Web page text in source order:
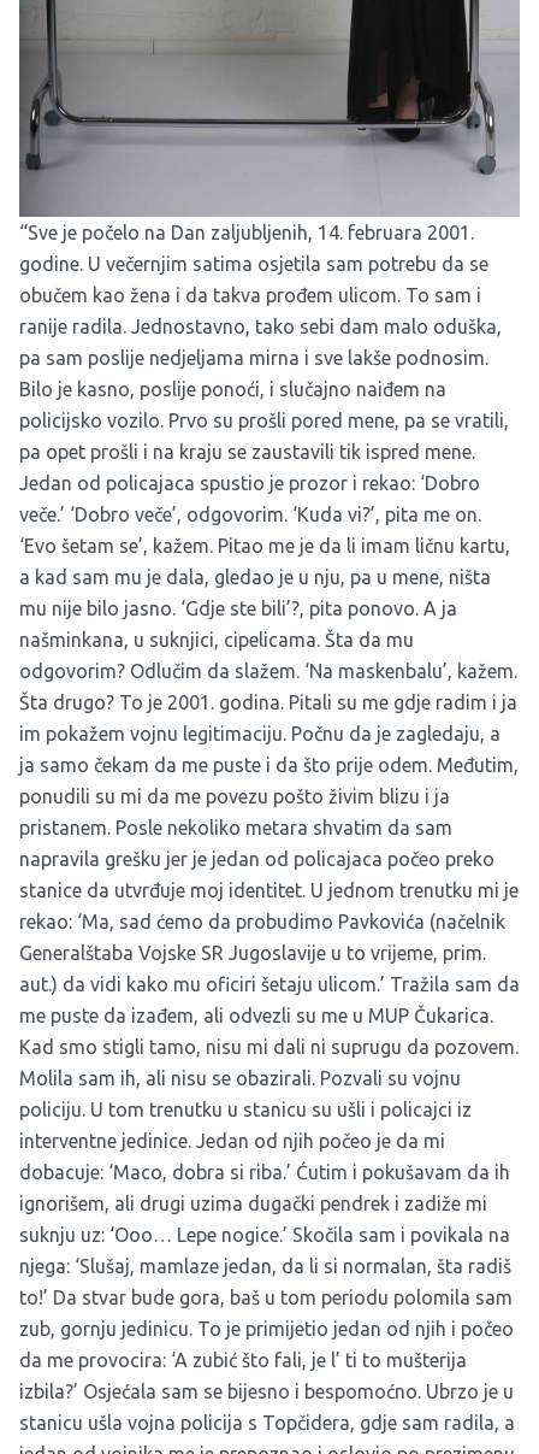
“Sve je počelo na Dan zaljubljenih, 14. februara 2001.
godine. U večernjim satima osjetila sam potrebu da se
obučem kao žena i da takva prođem ulicom. To sam i
ranije radila. Jednostavno, tako sebi dam malo oduška,
pa sam poslije nedjeljama mirna i sve lakše podnosim.
Bilo je kasno, poslije ponoći, i slučajno naiđem na
policijsko vozilo. Prvo su prošli pored mene, pa se vratili,
pa opet prošli i na kraju se zaustavili tik ispred mene.
Jedan od policajaca spustio je prozor i rekao: ‘Dobro
veče.’ ‘Dobro veče’, odgovorim. ‘Kuda vi?’, pita me on.
‘Evo šetam se’, kažem. Pitao me je da li imam ličnu kartu,
a kad sam mu je dala, gledao je u nju, pa u mene, ništa
mu nije bilo jasno. ‘Gdje ste bili’?, pita ponovo. A ja
našminkana, u suknjici, cipelicama. Šta da mu
odgovorim? Odlučim da slažem. ‘Na maskenbalu’, kažem.
Šta drugo? To je 2001. godina. Pitali su me gdje radim i ja
im pokažem vojnu legitimaciju. Počnu da je zagledaju, a
ja samo čekam da me puste i da što prije odem. Međutim,
ponudili su mi da me povezu pošto živim blizu i ja
pristanem. Posle nekoliko metara shvatim da sam
napravila grešku jer je jedan od policajaca počeo preko
stanice da utvrđuje moj identitet. U jednom trenutku mi je
rekao: ‘Ma, sad ćemo da probudimo Pavkovića (načelnik
Generalštaba Vojske SR Jugoslavije u to vrijeme, prim.
aut.) da vidi kako mu oficiri šetaju ulicom.’ Tražila sam da
me puste da izađem, ali odvezli su me u MUP Čukarica.
Kad smo stigli tamo, nisu mi dali ni suprugu da pozovem.
Molila sam ih, ali nisu se obazirali. Pozvali su vojnu
policiju. U tom trenutku u stanicu su ušli i policajci iz
interventne jedinice. Jedan od njih počeo je da mi
dobacuje: ‘Maco, dobra si riba.’ Ćutim i pokušavam da ih
ignorišem, ali drugi uzima dugački pendrek i zadiže mi
suknju uz: ‘Ooo… Lepe nogice.’ Skočila sam i povikala na
njega: ‘Slušaj, mamlaze jedan, da li si normalan, šta radiš
to!’ Da stvar bude gora, baš u tom periodu polomila sam
zub, gornju jedinicu. To je primijetio jedan od njih i počeo
da me provocira: ‘A zubić što fali, je l’ ti to mušterija
izbila?’ Osjećala sam se bijesno i bespomoćno. Ubrzo je u
stanicu ušla vojna policija s Topčidera, gdje sam radila, a